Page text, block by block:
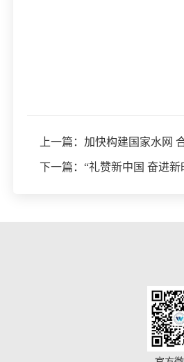
上一篇：加快构建国家水网
下一篇：“礼赞新中国 奋进